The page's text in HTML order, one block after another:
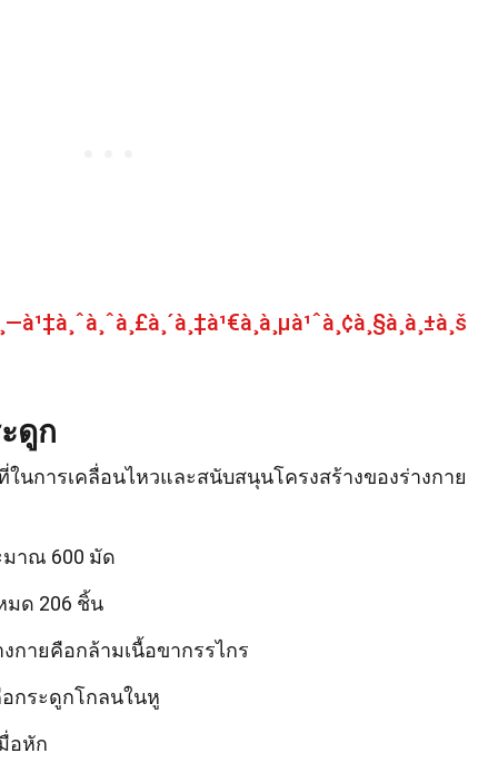
ดูก
นการเคลื่อนไหวและสนับสนุนโครงสร้างของร่างกาย
มาณ 600 มัด
มด 206 ชิ้น
กายคือกล้ามเนื้อขากรรไกร
กระดูกโกลนในหู
อหัก